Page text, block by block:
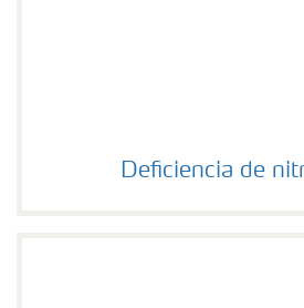
Deficiencia de nitrógeno.
Deficiencia de